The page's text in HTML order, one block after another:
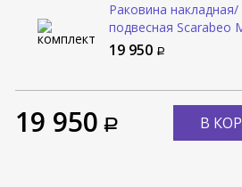
Раковина накладная/
подвесная Scarabeo
подвесной-куб /
19 950
19 950 В